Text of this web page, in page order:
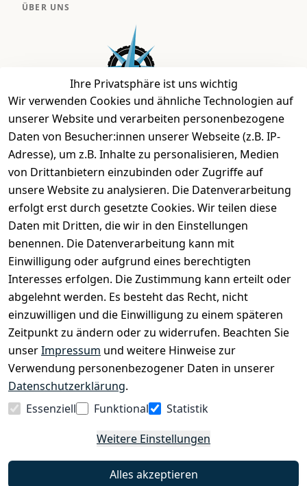
Ihre Privatsphäre ist uns wichtig
Wir verwenden Cookies und ähnliche Technologien auf
unserer Website und verarbeiten personenbezogene
Daten von Besucher:innen unserer Webseite (z.B. IP-
Adresse), um z.B. Inhalte zu personalisieren, Medien
von Drittanbietern einzubinden oder Zugriffe auf
unsere Website zu analysieren. Die Datenverarbeitung
erfolgt erst durch gesetzte Cookies. Wir teilen diese
Daten mit Dritten, die wir in den Einstellungen
benennen. Die Datenverarbeitung kann mit
Einwilligung oder aufgrund eines berechtigten
Interesses erfolgen. Die Zustimmung kann erteilt oder
abgelehnt werden. Es besteht das Recht, nicht
einzuwilligen und die Einwilligung zu einem späteren
Zeitpunkt zu ändern oder zu widerrufen. Beachten Sie
unserImpressum und weitere Hinweise zur
Verwendung personenbezogener Daten in unserer
Datenschutzerklärung.
Essenziell
Funktional
Statistik
Weitere Einstellungen
Alles akzeptieren
ÜBER UNS
Bei uns findest Du das richtige Fahrgefühl. Auf über
2.400 m² bieten wir Dir die beste Beratung zu
Kinderfahrrädern über E-MTBs bis hin zu
Lastenfahrrädern und Elektrorollern.
EINKAUFEN
› Fahrrad Aachen
› Zahlungs- und Versandbedingungen
INFORMATIONEN
› Batteriehinweis
› Widerrufsrecht
Impressum